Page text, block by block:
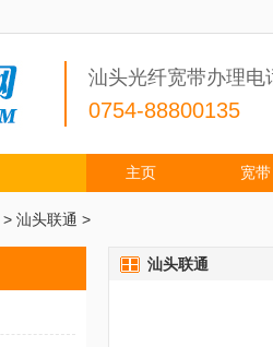
汕头光纤宽带办理电
0754-88800135
主页 宽带
> 汕头联通 >
汕头联通